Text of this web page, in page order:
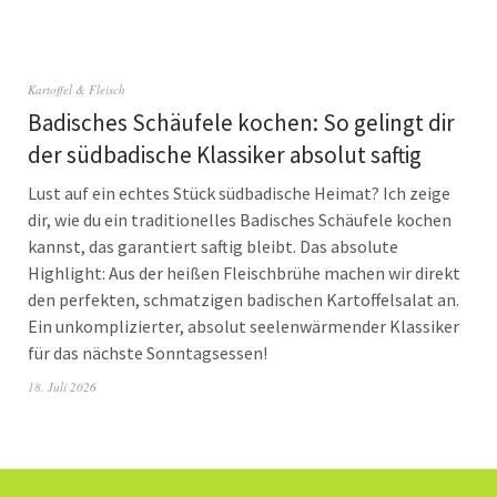
Kartoffel & Fleisch
Badisches Schäufele kochen: So gelingt dir
der südbadische Klassiker absolut saftig
Lust auf ein echtes Stück südbadische Heimat? Ich zeige
dir, wie du ein traditionelles Badisches Schäufele kochen
kannst, das garantiert saftig bleibt. Das absolute
Highlight: Aus der heißen Fleischbrühe machen wir direkt
den perfekten, schmatzigen badischen Kartoffelsalat an.
Ein unkomplizierter, absolut seelenwärmender Klassiker
für das nächste Sonntagsessen!
18. Juli 2026